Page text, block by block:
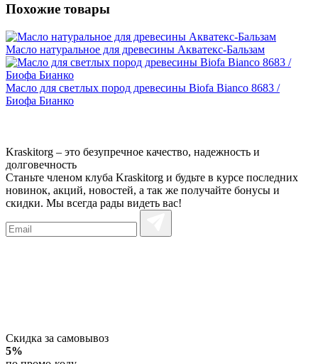
Похожие товары
Масло натуральное для древесины Акватекс-Бальзам
Масло для светлых пород древесины Biofa Bianco 8683 /
Биофа Бианко
Kraskitorg – это безупречное качество, надежность и
долговечность
Станьте членом клуба Kraskitorg и будьте в курсе последних
новинок, акций, новостей, а так же получайте бонусы и
скидки. Мы всегда рады видеть вас!
Скидка за самовывоз
5%